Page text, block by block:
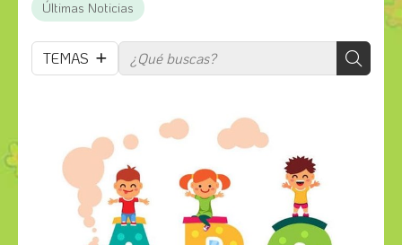
Últimas Noticias
TEMAS